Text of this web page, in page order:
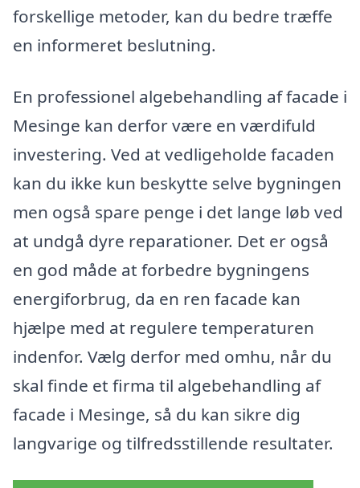
forskellige metoder, kan du bedre træffe
en informeret beslutning.
En professionel algebehandling af facade i
Mesinge kan derfor være en værdifuld
investering. Ved at vedligeholde facaden
kan du ikke kun beskytte selve bygningen
men også spare penge i det lange løb ved
at undgå dyre reparationer. Det er også
en god måde at forbedre bygningens
energiforbrug, da en ren facade kan
hjælpe med at regulere temperaturen
indenfor. Vælg derfor med omhu, når du
skal finde et firma til algebehandling af
facade i Mesinge, så du kan sikre dig
langvarige og tilfredsstillende resultater.